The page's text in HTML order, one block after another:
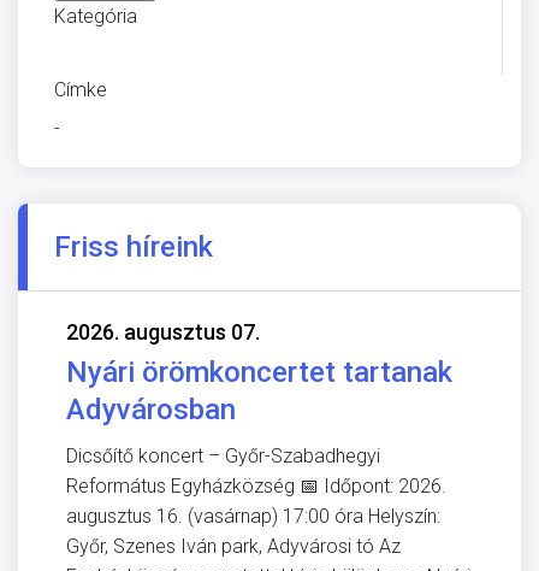
Kategória
Címke
-
Friss híreink
2026. augusztus 07.
Nyári örömkoncertet tartanak
Adyvárosban
Dicsőítő koncert – Győr-Szabadhegyi
Református Egyházközség 📅 Időpont: 2026.
augusztus 16. (vasárnap) 17:00 óra Helyszín:
Győr, Szenes Iván park, Adyvárosi tó Az